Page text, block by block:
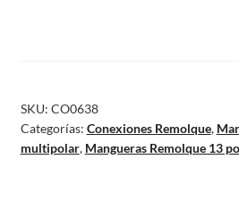
SKU: CO0638
Categorías: Conexiones Remolque,
multipolar, Mangueras Remolque 13